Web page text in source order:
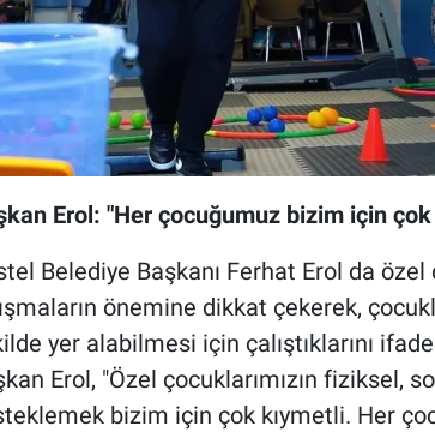
Erol: "Her çocuğumuz bizim için çok
Belediye Başkanı Ferhat Erol da
önemine dikkat çekerek,
yer alabilmesi için çalıştıklarını
Erol, "Özel çocuklarımızın fiziksel,
bizim için çok kıymetli. Her